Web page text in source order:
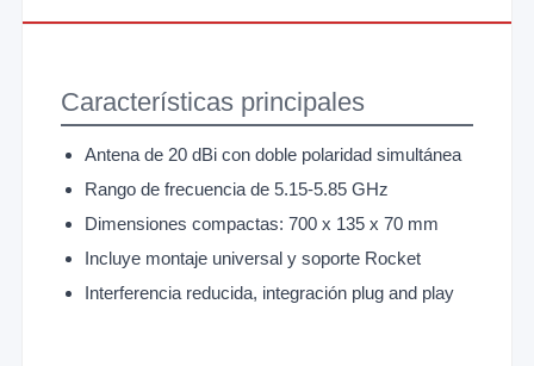
Características principales
Antena de 20 dBi con doble polaridad simultánea
Rango de frecuencia de 5.15-5.85 GHz
Dimensiones compactas: 700 x 135 x 70 mm
Incluye montaje universal y soporte Rocket
Interferencia reducida, integración plug and play